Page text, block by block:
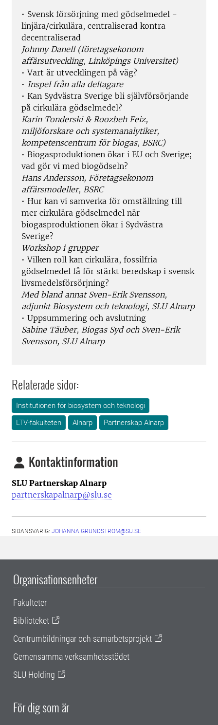
• Svensk försörjning med gödselmedel -
linjära/cirkulära, centraliserad kontra
decentraliserad
Johnny Danell (företagsekonom
affärsutveckling, Linköpings Universitet)
• Vart är utvecklingen på väg?
• Inspel från alla deltagare
• Kan Sydvästra Sverige bli självförsörjande
på cirkulära gödselmedel?
Karin Tonderski & Roozbeh Feiz,
miljöforskare och systemanalytiker,
kompetenscentrum för biogas, BSRC)
• Biogasproduktionen ökar i EU och Sverige;
vad gör vi med biogödseln?
Hans Andersson, Företagsekonom
affärsmodeller, BSRC
• Hur kan vi samverka för omställning till
mer cirkulära gödselmedel när
biogasproduktionen ökar i Sydvästra
Sverige?
Workshop i grupper
• Vilken roll kan cirkulära, fossilfria
gödselmedel få för stärkt beredskap i svensk
livsmedelsförsörjning?
Med bland annat Sven-Erik Svensson,
adjunkt Biosystem och teknologi, SLU Alnarp
• Uppsummering och avslutning
Sabine Täuber, Biogas Syd och Sven-Erik
Svensson, SLU Alnarp
Relaterade sidor:
Institutionen för biosystem och teknologi
LTV-fakulteten
Alnarp Partnerskap Alnarp
Kontaktinformation
SLU Partnerskap Alnarp
partnerskapalnarp@slu.se
SIDANSVARIG: JOHANNA.GRUNDSTROM@SU.SE
Organisationsenheter
Fakulteter
Biblioteket
Centrumbildningar och samarbetsprojekt
Gemensamma verksamhetsstödet
SLU Holding
För dig som är